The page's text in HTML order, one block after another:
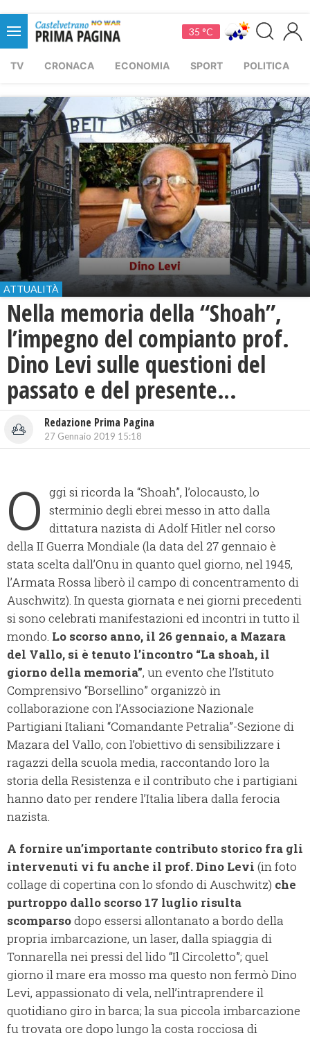
35 °C
TV CRONACA ECONOMIA SPORT POLITICA
ATTUALITÀ
Nella memoria della “Shoah”,
l’impegno del compianto prof.
Dino Levi sulle questioni del
passato e del presente…
Redazione Prima Pagina
27 Gennaio 2019 15:18
O ggi si ricorda la “Shoah”, l’olocausto, lo
sterminio degli ebrei messo in atto dalla
dittatura nazista di Adolf Hitler nel corso
della II Guerra Mondiale (la data del 27 gennaio è
stata scelta dall’Onu in quanto quel giorno, nel 1945,
l’Armata Rossa liberò il campo di concentramento di
Auschwitz). In questa giornata e nei giorni precedenti
si sono celebrati manifestazioni ed incontri in tutto il
mondo. Lo scorso anno, il 26 gennaio, a Mazara
del Vallo, si è tenuto l’incontro “La shoah, il
giorno della memoria”, un evento che l’Istituto
Comprensivo “Borsellino” organizzò in
collaborazione con l’Associazione Nazionale
Partigiani Italiani “Comandante Petralia”-Sezione di
Mazara del Vallo, con l’obiettivo di sensibilizzare i
ragazzi della scuola media, raccontando loro la
storia della Resistenza e il contributo che i partigiani
hanno dato per rendere l’Italia libera dalla ferocia
nazista.
A fornire un’importante contributo storico fra gli
intervenuti vi fu anche il prof. Dino Levi (in foto
collage di copertina con lo sfondo di Auschwitz) che
purtroppo dallo scorso 17 luglio risulta
scomparsodopo essersi allontanato a bordo della
propria imbarcazione, un laser, dalla spiaggia di
Tonnarella nei pressi del lido “Il Circoletto”; quel
giorno il mare era mosso ma questo non fermò Dino
Levi, appassionato di vela, nell’intraprendere il
quotidiano giro in barca; la sua piccola imbarcazione
fu trovata ore dopo lungo la costa rocciosa di